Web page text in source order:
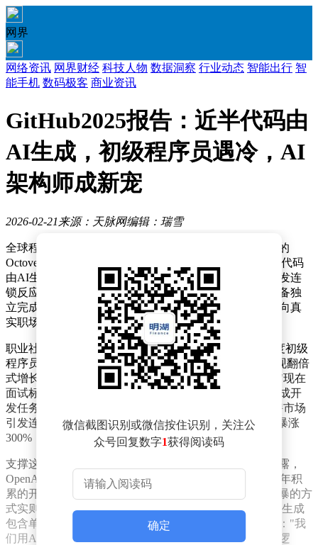
网界
网络资讯 网界财经 科技人物 数据洞察 行业动态 智能出行 智
能手机 数码极客 商业资讯
GitHub2025报告：近半代码由
AI生成，初级程序员遇冷，AI
架构师成新宠
2026-02-21 来源：天脉网编辑：瑞雪
全球程序员圈近日被一则重磅消息搅动——GitHub发布的
Octoverse 2025年度报告显示，全球代码库中已有近半数代码
由AI生成。这一数据如同一颗深水炸弹，在技术社区引发连
锁反应。更令人震惊的是，报告明确指出AI智能体已具备独
立完成中型软件开发的能力，标志着AI正式从实验室走向真
实职场。
职业社交平台LinkedIn的同步数据显示，2025年第四季度初级
程序员岗位需求骤降30%，而"AI架构师"岗位薪资却呈现翻倍
式增长。某头部科技公司技术总监在匿名采访中透露："现在
面试标准完全颠覆，候选人必须现场演示如何指挥AI完成开
发任务，传统算法题已失去参考价值。"这种转变在招聘市场
引发连锁反应，过去三个月"提示词工程"相关技能需求暴涨
300%，成为职场新宠。
支撑这场变革的是惊人的算力投入。据行业内部人士披露，
OpenAI等科技巨头采用"暴力训练"模式，将GitHub二十年积
累的开源代码全部输入模型进行强化学习。这种看似粗暴的方
式实则构建起庞大的代码知识图谱，使得AI能在0.1秒内生成
包含单元测试的完整接口代码。某电商团队负责人表示："我
们用AI重构后台系统时，发现它能自动优化数据库查询逻
微信截图识别或微信按住识别，关注公
众号回复数字1获得阅读码
确定